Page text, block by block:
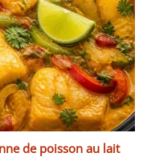
de poisson au lait